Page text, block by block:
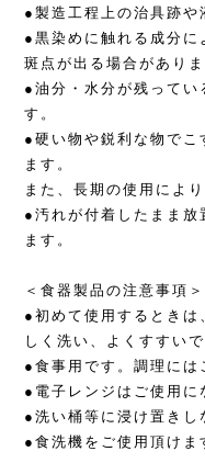
●製造工程上の治具跡や
●黒染めに触れる成分に
斑点が出る場合がありま
●油分・水分が残ってい
す。
●硬い物や鋭利な物でこ
ます。
また、長期の使用によ
●汚れが付着したまま放
ます。
＜食器製品の注意事項＞
●初めて使用するときは
しく洗い、よくすすいで
●食事用です。調理には
●電子レンジはご使用に
●洗い桶等に浸け置きし
●食洗機をご使用頂けま